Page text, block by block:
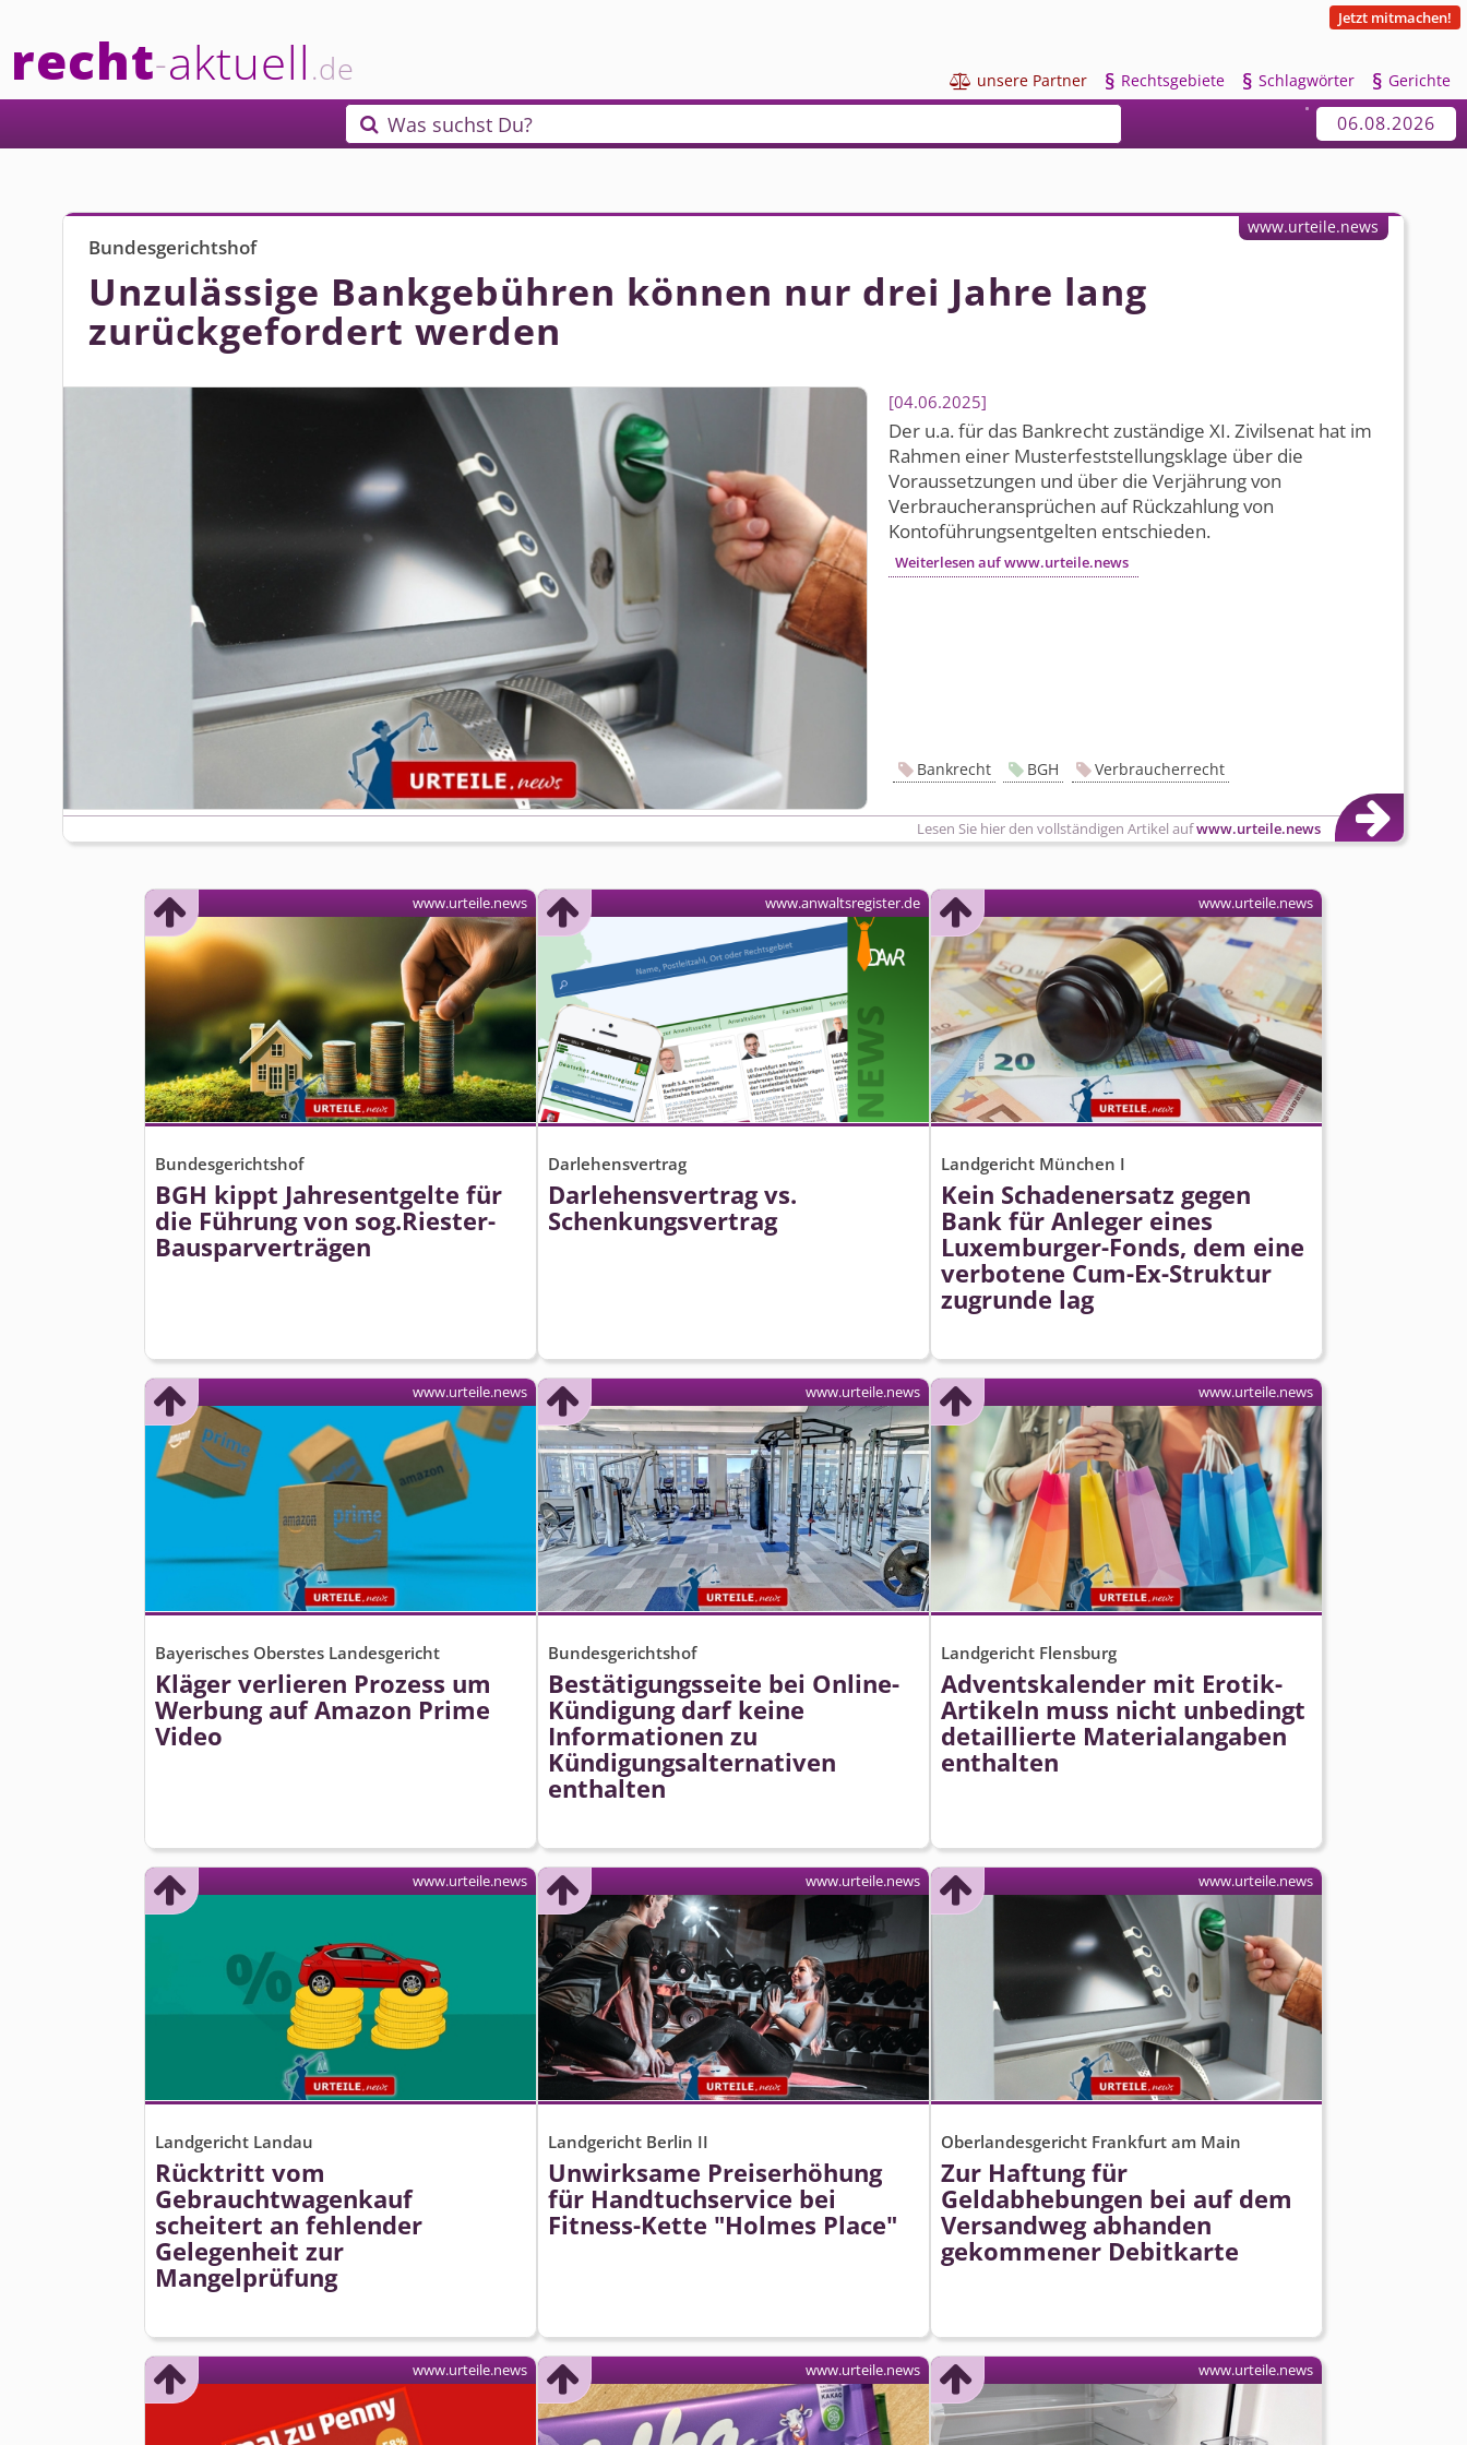
recht-aktuell.de
Jetzt mitmachen!
 unsere Partner § Rechtsgebiete § Schlagwörter § Gerichte
 Was suchst Du? 06.08.2026
Bundesgerichtshof
Unzulässige Bankgebühren können nur drei Jahre lang
zurückgefordert werden
04.06.2025
Der u.a. für das Bankrecht zuständige XI. Zivilsenat hat im
Rahmen einer Musterfest­stellungsklage über die
Voraussetzungen und über die Verjährung von
Verbraucher­ansprüchen auf Rückzahlung von
Kontoführungs­entgelten entschieden.
Weiterlesen auf www.urteile.news
Lesen Sie hier den vollständigen Artikel aufwww.urteile.news
www.urteile.news
Bankrecht BGH Verbraucherrecht
Bundesgerichtshof
BGH kippt Jahresentgelte für
die Führung von sog.Riester-
Bausparverträgen
www.urteile.news
Darlehensvertrag
Darlehensvertrag vs.
Schenkungsvertrag
www.anwaltsregister.de
Landgericht München I
Kein Schadenersatz gegen
Bank für Anleger eines
Luxemburger-Fonds, dem eine
verbotene Cum-Ex-Struktur
zugrunde lag
www.urteile.news
Bayerisches Oberstes Landesgericht
Kläger verlieren Prozess um
Werbung auf Amazon Prime
Video
www.urteile.news
Bundesgerichtshof
Bestätigungsseite bei Online-
Kündigung darf keine
Informationen zu
Kündigungsal­ternativen
enthalten
www.urteile.news
Landgericht Flensburg
Adventskalender mit Erotik-
Artikeln muss nicht unbedingt
detaillierte Materialangaben
enthalten
www.urteile.news
Landgericht Landau
Rücktritt vom
Gebrauchtwagenkauf
scheitert an fehlender
Gelegenheit zur
Mangelprüfung
www.urteile.news
Landgericht Berlin II
Unwirksame Preiserhöhung
für Handtuchservice bei
Fitness-Kette "Holmes Place"
www.urteile.news
Oberlandesgericht Frankfurt am Main
Zur Haftung für
Geldabhebungen bei auf dem
Versandweg abhanden
gekommener Debitkarte
www.urteile.news
www.urteile.news www.urteile.news www.urteile.news